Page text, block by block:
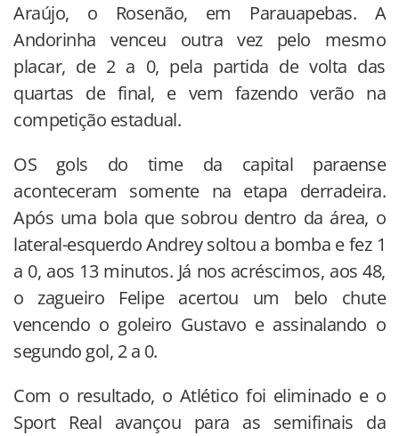
Araújo, o Rosenão, em Parauapebas. A
Andorinha venceu outra vez pelo mesmo
placar, de 2 a 0, pela partida de volta das
quartas de final, e vem fazendo verão na
competição estadual.
OS gols do time da capital paraense
aconteceram somente na etapa derradeira.
Após uma bola que sobrou dentro da área, o
lateral-esquerdo Andrey soltou a bomba e fez 1
a 0, aos 13 minutos. Já nos acréscimos, aos 48,
o zagueiro Felipe acertou um belo chute
vencendo o goleiro Gustavo e assinalando o
segundo gol, 2 a 0.
Com o resultado, o Atlético foi eliminado e o
Sport Real avançou para as semifinais da